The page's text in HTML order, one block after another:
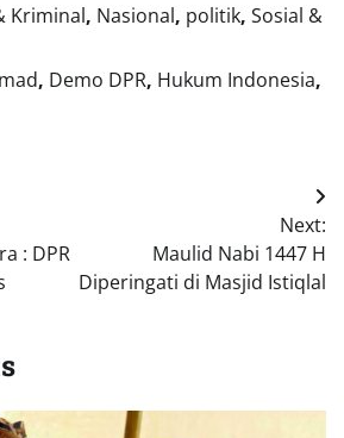
Kriminal, Nasional, politik, Sosial &
, Demo DPR, Hukum Indonesia,
: DPR
Next:
Maulid Nabi 1447 H
Diperingati di Masjid Istiqlal